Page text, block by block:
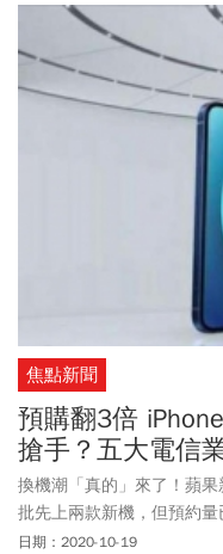
焦點新聞
預購翻3倍
搶手？五大電信
換機潮「真的」來了！蘋
批先上兩款新機，但預約
約量較去年成長3倍之多，
日期：2020-10-19